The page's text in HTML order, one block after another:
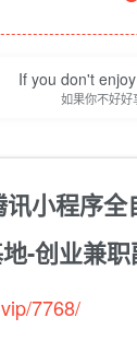
If you don't
如果你不好好
讯小程序
-创业兼
7768/